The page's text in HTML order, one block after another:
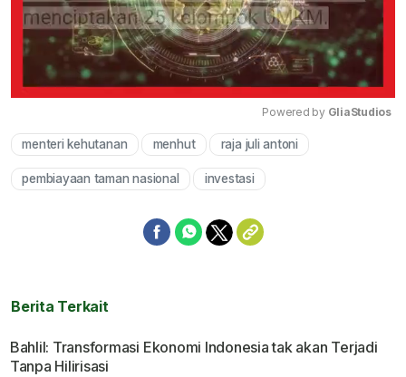
Powered by GliaStudios
menteri kehutanan menhut raja juli antoni
pembiayaan taman nasional investasi
Berita Terkait
Bahlil: Transformasi Ekonomi Indonesia tak akan Terjadi
Tanpa Hilirisasi